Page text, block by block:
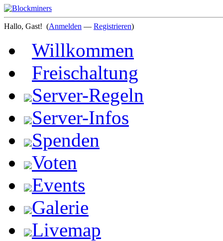
Hallo, Gast! (Anmelden — Registrieren)
Willkommen
Freischaltung
Server-Regeln
Server-Infos
Spenden
Voten
Events
Galerie
Livemap